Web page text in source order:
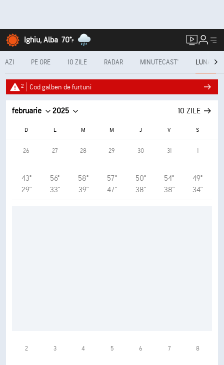
Ighiu, Alba 70°F
AZI PE ORE 10 ZILE RADAR MINUTECAST® LUNAR
2 Cod galben de furtuni
februarie 2025 10 ZILE
D L M M J V S
26
43°
29°
27
56°
33°
28
58°
39°
29
57°
47°
30
50°
38°
31
54°
38°
1
49°
34°
2 3 4 5 6 7 8